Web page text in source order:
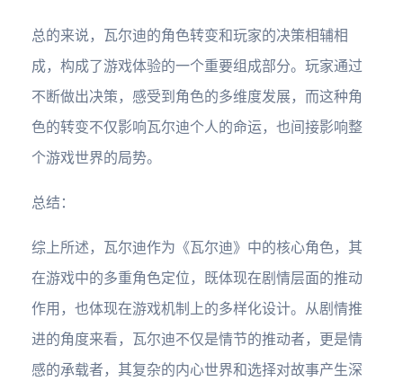
总的来说，瓦尔迪的角色转变和玩家的决策相辅相
成，构成了游戏体验的一个重要组成部分。玩家通过
不断做出决策，感受到角色的多维度发展，而这种角
色的转变不仅影响瓦尔迪个人的命运，也间接影响整
个游戏世界的局势。
总结：
综上所述，瓦尔迪作为《瓦尔迪》中的核心角色，其
在游戏中的多重角色定位，既体现在剧情层面的推动
作用，也体现在游戏机制上的多样化设计。从剧情推
进的角度来看，瓦尔迪不仅是情节的推动者，更是情
感的承载者，其复杂的内心世界和选择对故事产生深